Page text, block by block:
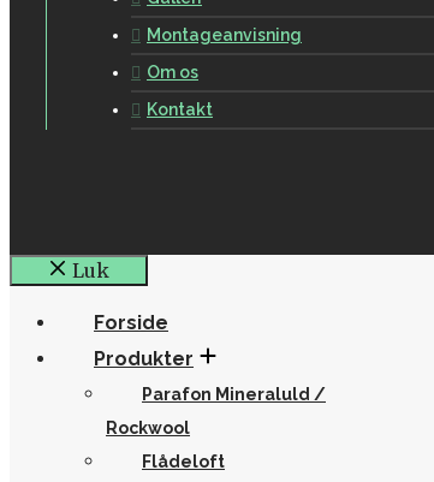
Montageanvisning
Om os
Kontakt
Luk
Forside
Produkter
Parafon Mineraluld /
Rockwool
Flådeloft